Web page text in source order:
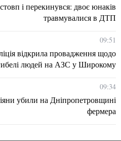
і перекинувся: двоє юнаків
травмувалися в ДТП
09:51
відкрила провадження щодо
людей на АЗС у Широкому
09:34
убили на Дніпропетровщині
фермера